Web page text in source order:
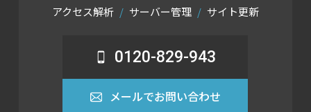
アクセス解析
サーバー管理 サイト更新
0120-829-943
メールでお問い合わせ